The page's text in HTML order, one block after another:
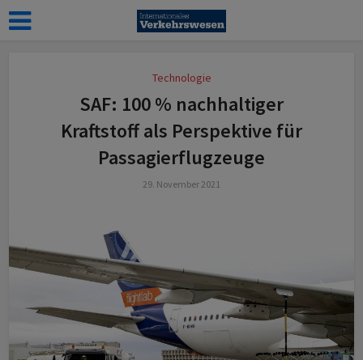
Technologie
SAF: 100 % nachhaltiger
Kraftstoff als Perspektive für
Passagierflugzeuge
29. November 2021